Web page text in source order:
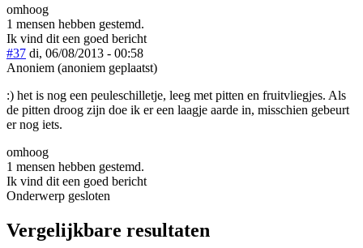
omhoog
1 mensen hebben gestemd.
Ik vind dit een goed bericht
#37 di, 06/08/2013 - 00:58
Anoniem (anoniem geplaatst)
:) het is nog een peuleschilletje, leeg met pitten en fruitvliegjes. Als
de pitten droog zijn doe ik er een laagje aarde in, misschien gebeurt
er nog iets.
omhoog
1 mensen hebben gestemd.
Ik vind dit een goed bericht
Onderwerp gesloten
Vergelijkbare resultaten